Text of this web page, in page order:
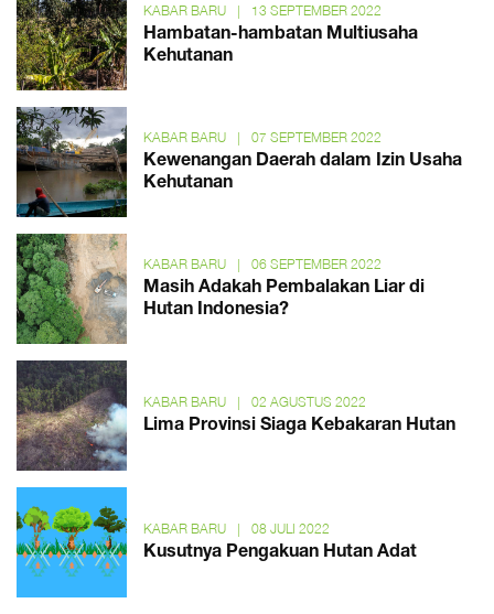
KABAR BARU | 13 SEPTEMBER 2022
Hambatan-hambatan Multiusaha
Kehutanan
KABAR BARU | 07 SEPTEMBER 2022
Kewenangan Daerah dalam Izin Usaha
Kehutanan
KABAR BARU | 06 SEPTEMBER 2022
Masih Adakah Pembalakan Liar di
Hutan Indonesia?
KABAR BARU | 02 AGUSTUS 2022
Lima Provinsi Siaga Kebakaran Hutan
KABAR BARU | 08 JULI 2022
Kusutnya Pengakuan Hutan Adat